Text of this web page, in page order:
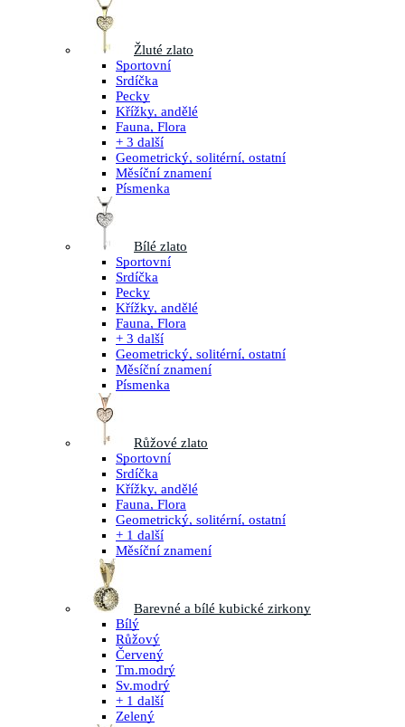
Žluté zlato
Sportovní
Srdíčka
Pecky
Křížky, andělé
Fauna, Flora
+ 3 další
Geometrický, solitérní, ostatní
Měsíční znamení
Písmenka
Bílé zlato
Sportovní
Srdíčka
Pecky
Křížky, andělé
Fauna, Flora
+ 3 další
Geometrický, solitérní, ostatní
Měsíční znamení
Písmenka
Růžové zlato
Sportovní
Srdíčka
Křížky, andělé
Fauna, Flora
Geometrický, solitérní, ostatní
+ 1 další
Měsíční znamení
Barevné a bílé kubické zirkony
Bílý
Růžový
Červený
Tm.modrý
Sv.modrý
+ 1 další
Zelený